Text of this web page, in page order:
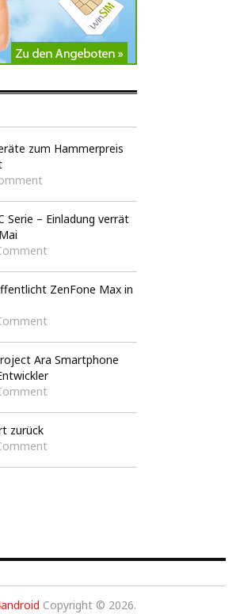
zum Hammerpreis
Serie – Einladung verrät
ZenFone Max in
Ara Smartphone
zurück
Copyright © 2026.